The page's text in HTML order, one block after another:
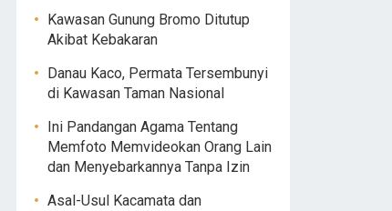
Kawasan Gunung Bromo Ditutup
Akibat Kebakaran
Danau Kaco, Permata Tersembunyi
di Kawasan Taman Nasional
Ini Pandangan Agama Tentang
Memfoto Memvideokan Orang Lain
dan Menyebarkannya Tanpa Izin
Asal-Usul Kacamata dan